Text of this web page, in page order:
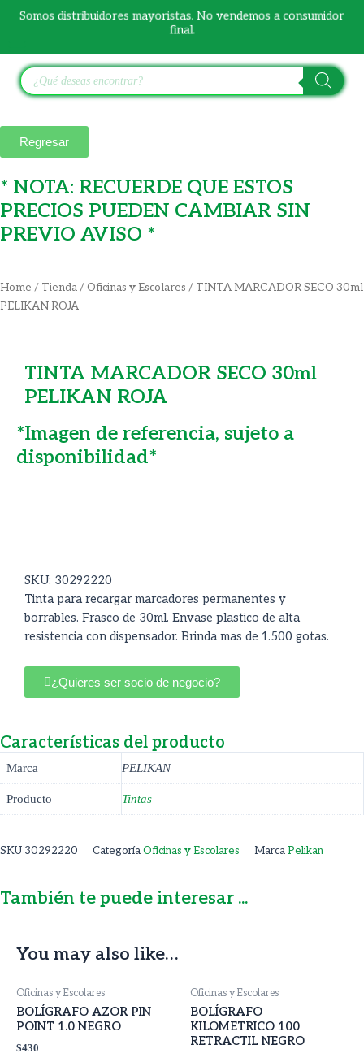
Somos distribuidores mayoristas. No vendemos a consumidor
final.
Búsqueda
de
productos
Regresar
* NOTA: RECUERDE QUE ESTOS
PRECIOS PUEDEN CAMBIAR SIN
PREVIO AVISO *
Home / Tienda/ Oficinas y Escolares / TINTA MARCADOR SECO 30ml
PELIKAN ROJA
TINTA MARCADOR SECO 30ml
PELIKAN ROJA
*Imagen de referencia, sujeto a
disponibilidad*
SKU: 30292220
Tinta para recargar marcadores permanentes y
borrables. Frasco de 30ml. Envase plastico de alta
resistencia con dispensador. Brinda mas de 1.500 gotas.
¿Quieres ser socio de negocio?
Características del producto
Marca PELIKAN
Producto Tintas
SKU30292220 CategoríaOficinas y Escolares MarcaPelikan
También te puede interesar ...
You may also like…
Oficinas y Escolares
BOLÍGRAFO AZOR PIN
POINT 1.0 NEGRO
$430
Oficinas y Escolares
BOLÍGRAFO
KILOMETRICO 100
RETRACTIL NEGRO